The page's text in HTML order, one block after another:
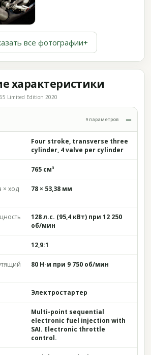
все фотографии+
характеристики
Limited Edition 2020
9 параметров
Four stroke, transverse three
cylinder, 4 valve per cylinder
765 см³
× ход
78 × 53,38 мм
128 л.с. (95,4 кВт) при 12 250
об/мин
12,9:1
80 Н·м при 9 750 об/мин
Электростартер
Multi-point sequential
electronic fuel injection with
SAI. Electronic throttle
control.